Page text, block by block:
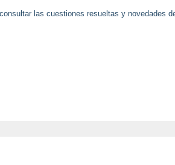
las cuestiones resueltas y novedades